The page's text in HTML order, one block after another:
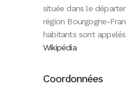
située dans le
région Bourgogne-
habitants sont
Wikipédia
Coordonnées